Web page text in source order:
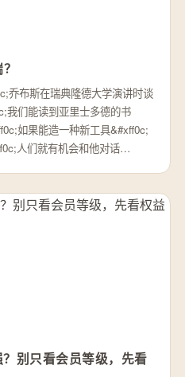
乔布斯在瑞典隆德大学演讲时谈
我们能读到亚里士多德的书
如果能造一种新工具&#xff0c;
人们就有机会和他对话…
别只看会员等级，先看